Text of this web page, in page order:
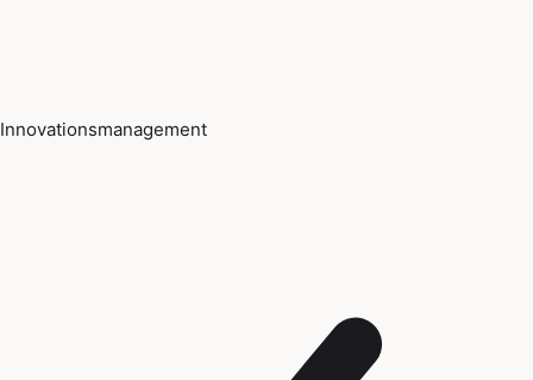
Innovationsmanagement